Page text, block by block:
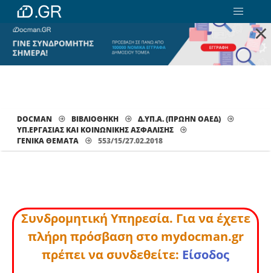
×
DOCMAN ΒΙΒΛΙΟΘΗΚΗ
Δ.ΥΠ.Α. (ΠΡΩΗΝ ΟΑΕΔ)
ΥΠ.ΕΡΓΑΣΙΑΣ ΚΑΙ ΚΟΙΝΩΝΙΚΗΣ ΑΣΦΑΛΙΣΗΣ
ΓΕΝΙΚΆ ΘΈΜΑΤΑ
553/15/27.02.2018
Συνδρομητική Υπηρεσία. Για να έχετε
πλήρη πρόσβαση στο mydocman.gr
πρέπει να συνδεθείτε: Είσοδος